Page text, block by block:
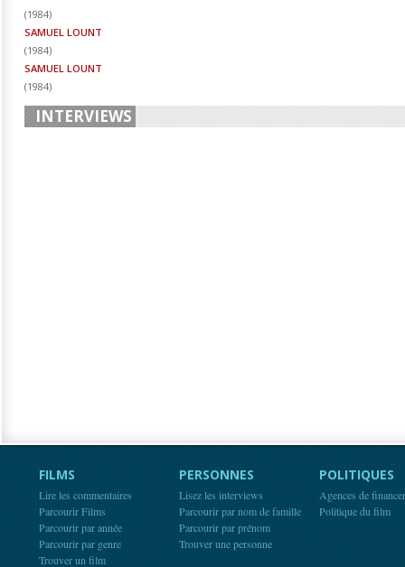
(1984)
SAMUEL LOUNT
(1984)
SAMUEL LOUNT
(1984)
INTERVIEWS
FILMS
Lire les commentaires
Parcourir Films
Parcourir par année
Parcourir par genre
Trouver un film
PERSONNES
Lisez les interviews
Parcourir par nom de famille
Parcourir par prénom
Trouver une personne
POLITIQUES
Agences de
Politique du film